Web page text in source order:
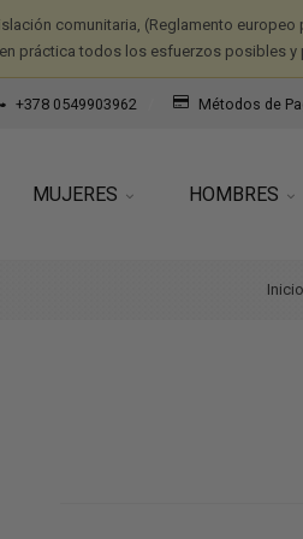
comunitaria, (Reglamento
práctica todos los esfuerzos posibles
+378 0549903962 Métodos de
MUJERES HOMBRES
Inicio